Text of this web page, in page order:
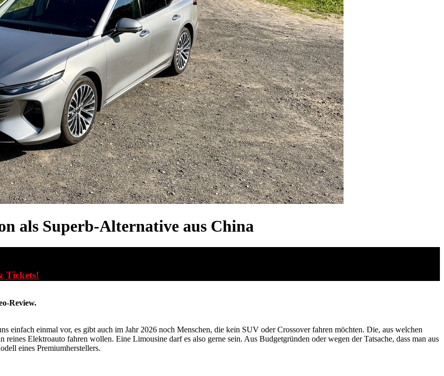
als Superb-Alternative aus China
Tickets!
Review.
einfach einmal vor, es gibt auch im Jahr 2026 noch Menschen, die kein SUV oder Crossover fahren möchten. Die, aus welchen
Elektroauto fahren wollen. Eine Limousine darf es also gerne sein. Aus Budgetgründen oder wegen der Tatsache, dass man aus
eines Premiumherstellers.